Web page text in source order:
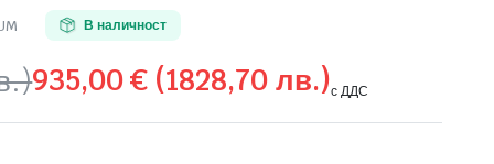
В наличност
935,00€(1828,70 лв.)с ДДС